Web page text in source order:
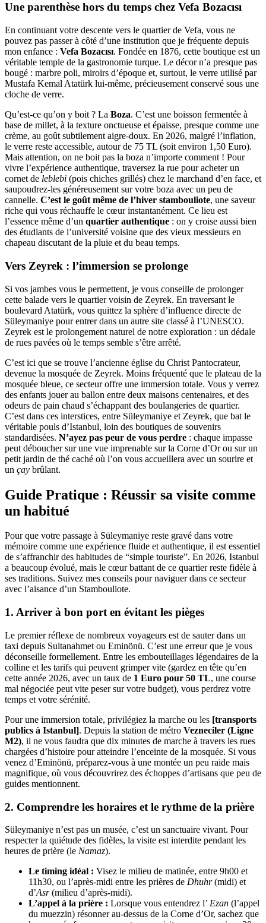
Une parenthèse hors du temps chez Vefa Bozacısı
En continuant votre descente vers le quartier de Vefa, vous ne
pouvez pas passer à côté d’une institution que je fréquente depuis
mon enfance : Vefa Bozacısı. Fondée en 1876, cette boutique est un
véritable temple de la gastronomie turque. Le décor n’a presque pas
bougé : marbre poli, miroirs d’époque et, surtout, le verre utilisé par
Mustafa Kemal Atatürk lui-même, précieusement conservé sous une
cloche de verre.
Qu’est-ce qu’on y boit ? La Boza. C’est une boisson fermentée à
base de millet, à la texture onctueuse et épaisse, presque comme une
crème, au goût subtilement aigre-doux. En 2026, malgré l’inflation,
le verre reste accessible, autour de 75 TL (soit environ 1,50 Euro).
Mais attention, on ne boit pas la boza n’importe comment ! Pour
vivre l’expérience authentique, traversez la rue pour acheter un
cornet de leblebi (pois chiches grillés) chez le marchand d’en face, et
saupoudrez-les généreusement sur votre boza avec un peu de
cannelle. C’est le goût même de l’hiver stambouliote, une saveur
riche qui vous réchauffe le cœur instantanément. Ce lieu est
l’essence même d’un quartier authentique : on y croise aussi bien
des étudiants de l’université voisine que des vieux messieurs en
chapeau discutant de la pluie et du beau temps.
Vers Zeyrek : l’immersion se prolonge
Si vos jambes vous le permettent, je vous conseille de prolonger
cette balade vers le quartier voisin de Zeyrek. En traversant le
boulevard Atatürk, vous quittez la sphère d’influence directe de
Süleymaniye pour entrer dans un autre site classé à l’UNESCO.
Zeyrek est le prolongement naturel de notre exploration : un dédale
de rues pavées où le temps semble s’être arrêté.
C’est ici que se trouve l’ancienne église du Christ Pantocrateur,
devenue la mosquée de Zeyrek. Moins fréquenté que le plateau de la
mosquée bleue, ce secteur offre une immersion totale. Vous y verrez
des enfants jouer au ballon entre deux maisons centenaires, et des
odeurs de pain chaud s’échappant des boulangeries de quartier.
C’est dans ces interstices, entre Süleymaniye et Zeyrek, que bat le
véritable pouls d’Istanbul, loin des boutiques de souvenirs
standardisées. N’ayez pas peur de vous perdre : chaque impasse
peut déboucher sur une vue imprenable sur la Corne d’Or ou sur un
petit jardin de thé caché où l’on vous accueillera avec un sourire et
un çay brûlant.
Guide Pratique : Réussir sa visite comme
un habitué
Pour que votre passage à Süleymaniye reste gravé dans votre
mémoire comme une expérience fluide et authentique, il est essentiel
de s’affranchir des habitudes de “simple touriste”. En 2026, Istanbul
a beaucoup évolué, mais le cœur battant de ce quartier reste fidèle à
ses traditions. Suivez mes conseils pour naviguer dans ce secteur
avec l’aisance d’un Stambouliote.
1. Arriver à bon port en évitant les pièges
Le premier réflexe de nombreux voyageurs est de sauter dans un
taxi depuis Sultanahmet ou Eminönü. C’est une erreur que je vous
déconseille formellement. Entre les embouteillages légendaires de la
colline et les tarifs qui peuvent grimper vite (gardez en tête qu’en
cette année 2026, avec un taux de 1 Euro pour 50 TL, une course
mal négociée peut vite peser sur votre budget), vous perdrez votre
temps et votre sérénité.
Pour une immersion totale, privilégiez la marche ou les [transports
publics à Istanbul]. Depuis la station de métro Vezneciler (Ligne
M2), il ne vous faudra que dix minutes de marche à travers les rues
chargées d’histoire pour atteindre l’enceinte de la mosquée. Si vous
venez d’Eminönü, préparez-vous à une montée un peu raide mais
magnifique, où vous découvrirez des échoppes d’artisans que peu de
guides mentionnent.
2. Comprendre les horaires et le rythme de la prière
Süleymaniye n’est pas un musée, c’est un sanctuaire vivant. Pour
respecter la quiétude des fidèles, la visite est interdite pendant les
heures de prière (le Namaz).
Le timing idéal : Visez le milieu de matinée, entre 9h00 et
11h30, ou l’après-midi entre les prières de Dhuhr(midi) et
d’Asr(milieu d’après-midi).
L’appel à la prière : Lorsque vous entendrez l’ Ezan (l’appel
du muezzin) résonner au-dessus de la Corne d’Or, sachez que